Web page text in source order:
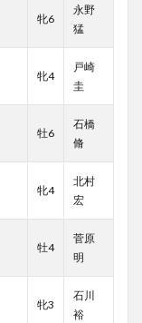
牝6
永野
猛
牝4
戸崎
圭
牡6
石橋
脩
牝4
北村
宏
牡4
菅原
明
牝3
石川
裕